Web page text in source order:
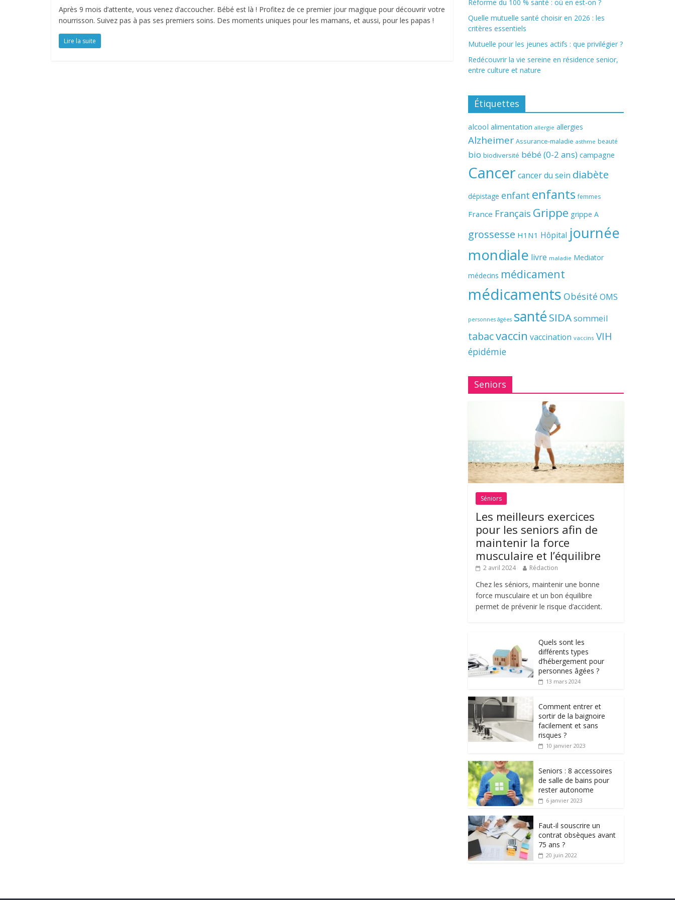
Après 9 mois d’attente, vous venez d’accoucher. Bébé est là ! Profitez de ce premier jour magique pour découvrir votre
nourrisson. Suivez pas à pas ses premiers soins. Des moments uniques pour les mamans, et aussi, pour les papas !
Lire la suite
Réforme du 100 % santé : où en est-on ?
Quelle mutuelle santé choisir en 2026 : les
critères essentiels
Mutuelle pour les jeunes actifs : que privilégier ?
Redécouvrir la vie sereine en résidence senior,
entre culture et nature
Étiquettes
alcool alimentation allergie allergies
Alzheimer Assurance-maladie asthme beauté
bio biodiversité bébé (0-2 ans) campagne
Cancer cancer du sein diabète
dépistage enfant enfants femmes
France Français Grippe grippe A
grossesse H1N1 Hôpital journée
mondiale livre maladie Mediator
médecins médicament
médicaments Obésité OMS
personnes âgées santé SIDAsommeil
tabacvaccin vaccination vaccins VIH
épidémie
Seniors
Séniors
Les meilleurs exercices
pour les seniors afin de
maintenir la force
musculaire et l’équilibre
2 avril 2024 Rédaction
Chez les séniors, maintenir une bonne
force musculaire et un bon équilibre
permet de prévenir le risque d’accident.
Quels sont les
différents types
d’hébergement pour
personnes âgées ?
13 mars 2024
Comment entrer et
sortir de la baignoire
facilement et sans
risques ?
10 janvier 2023
Seniors : 8 accessoires
de salle de bains pour
rester autonome
6 janvier 2023
Faut-il souscrire un
contrat obsèques avant
75 ans ?
20 juin 2022